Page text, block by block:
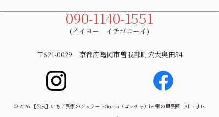
090-1140-1551
(イイヨー イチゴコーイ)
〒621-0029 京都府亀岡市曽我部町穴太奥田54
© 2026 【公式】いちご農家のジェラートGoccia（ゴッチャ）by 雫の里農園
. All rights